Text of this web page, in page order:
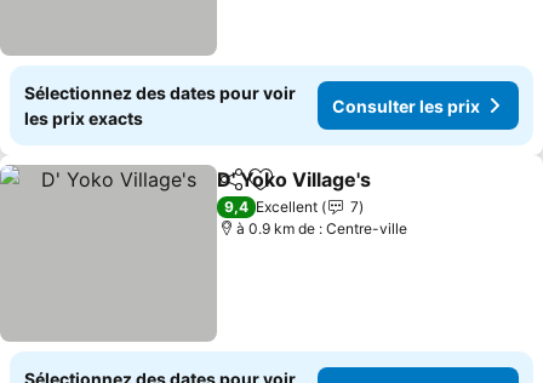
Sélectionnez des dates pour voir
les prix exacts
Consulter les prix
PartagerAjouter à mes favoris
D' Yoko Village's
9,4 Excellent
7
à 0.9 km de : Centre-ville
Sélectionnez des dates pour voir